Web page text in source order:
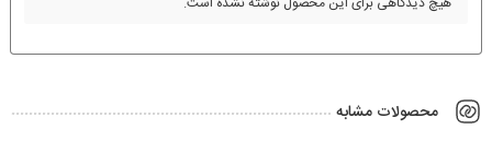
محصولات مشابه